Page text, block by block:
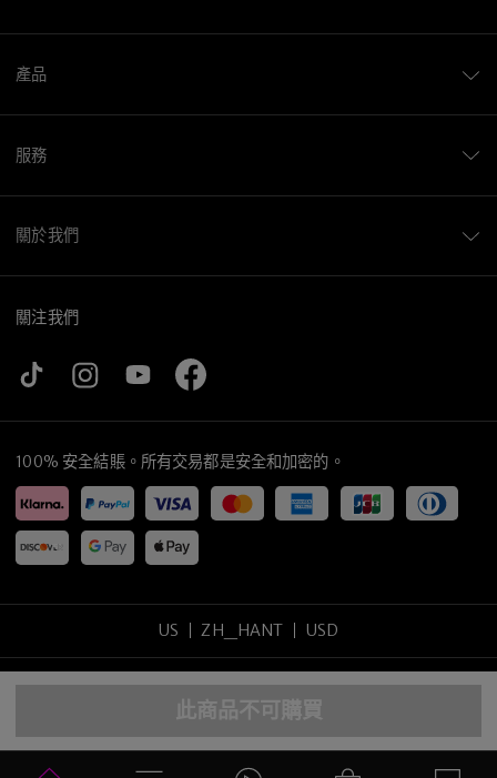
產品
服務
關於我們
關注我們
100% 安全結賬。所有交易都是安全和加密的。
US ZH_HANT USD
Copyright©2026tijneyewear.版權所有.
網站地圖
隱私政策 使用條款
此商品不可購買